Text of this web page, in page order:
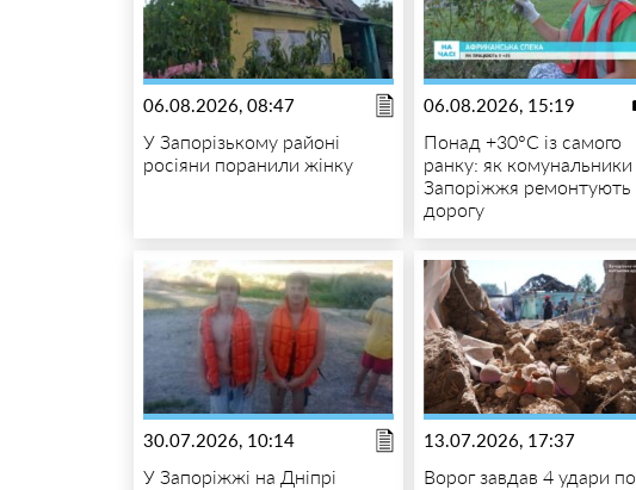
06.08.2026, 08:47
У Запорізькому районі
росіяни поранили жінку
06.08.2026, 15:19
Понад +30°C із самого
ранку: як комунальники
Запоріжжя ремонтують
дорогу
30.07.2026, 10:14
У Запоріжжі на Дніпрі
13.07.2026, 17:37
Ворог завдав 4 удари по